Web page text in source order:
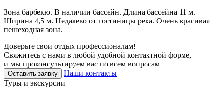
Зона барбекю. В наличии бассейн. Длина бассейна 11 м.
Ширина 4,5 м. Недалеко от гостиницы река. Очень красивая
пешеходная зона.
Доверьте свой отдых профессионалам!
Свяжитесь с нами в любой удобной контактной форме,
и мы проконсультируем вас по всем вопросам
Оставить заявку
Наши контакты
Туры и экскурсии